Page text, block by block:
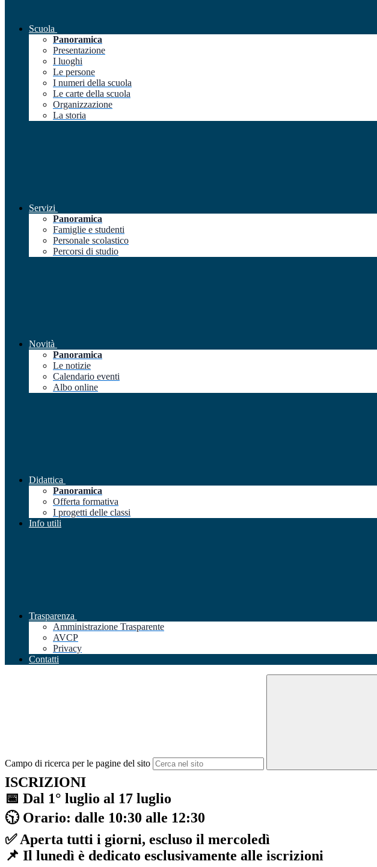
Scuola
Panoramica
Presentazione
I luoghi
Le persone
I numeri della scuola
Le carte della scuola
Organizzazione
La storia
Servizi
Panoramica
Famiglie e studenti
Personale scolastico
Percorsi di studio
Novità
Panoramica
Le notizie
Calendario eventi
Albo online
Didattica
Panoramica
Offerta formativa
I progetti delle classi
Info utili
Trasparenza
Amministrazione Trasparente
AVCP
Privacy
Contatti
Campo di ricerca per le pagine del sito
ISCRIZIONI
📅 Dal 1° luglio al 17 luglio
🕥 Orario: dalle 10:30 alle 12:30
✅Aperta tutti i giorni, escluso il mercoledì
📌 Il lunedì è dedicato esclusivamente alle iscrizioni